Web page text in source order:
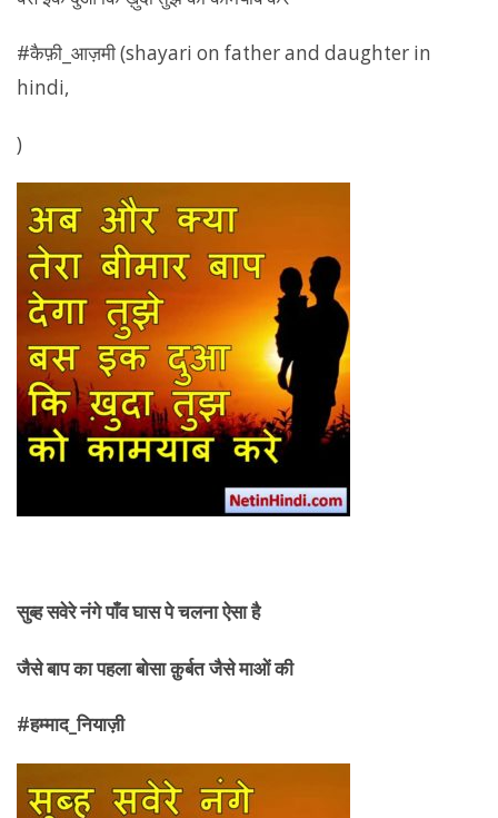
#कैफ़ी_आज़मी (shayari on father and daughter in
hindi,
)
सुब्ह सवेरे नंगे पाँव घास पे चलना ऐसा है
जैसे बाप का पहला बोसा क़ुर्बत जैसे माओं की
#हम्माद_नियाज़ी